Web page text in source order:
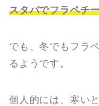
スタバでフラペチ
でも、冬でもフラ
るようです。
個人的には、寒い